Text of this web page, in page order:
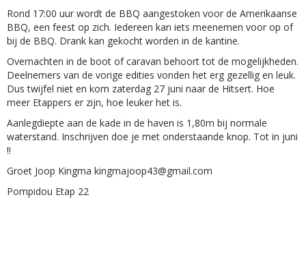
Rond 17:00 uur wordt de BBQ aangestoken voor de Amerikaanse
BBQ, een feest op zich. Iedereen kan iets meenemen voor op of
bij de BBQ. Drank kan gekocht worden in de kantine.
Overnachten in de boot of caravan behoort tot de mogelijkheden.
Deelnemers van de vorige edities vonden het erg gezellig en leuk.
Dus twijfel niet en kom zaterdag 27 juni naar de Hitsert. Hoe
meer Etappers er zijn, hoe leuker het is.
Aanlegdiepte aan de kade in de haven is 1,80m bij normale
waterstand. Inschrijven doe je met onderstaande knop. Tot in juni
!!
Groet Joop Kingma kingmajoop43@gmail.com
Pompidou Etap 22